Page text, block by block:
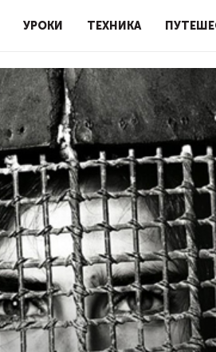
УРОКИ ТЕХНИКА